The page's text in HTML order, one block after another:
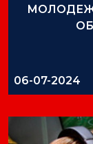
06-07-2024